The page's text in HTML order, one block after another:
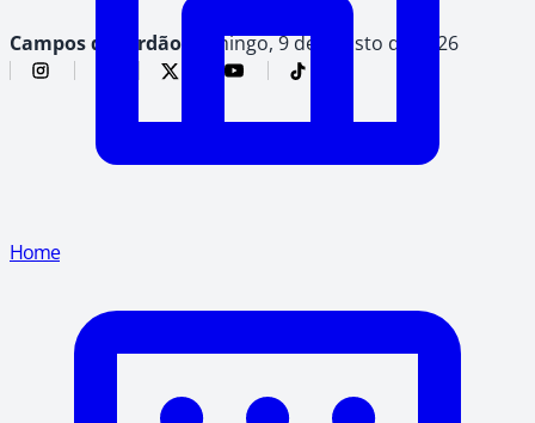
Campos do Jordão, domingo, 9 de agosto de 2026
Home